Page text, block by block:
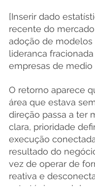
[Inserir dado
recente do
adoção de modelos
lideranca
empresas de medio
O retorno aparece
área que estava
direção passa a ter
clara, prioridade
execução
resultado do
vez de operar de
reativa e
estratégia geral da